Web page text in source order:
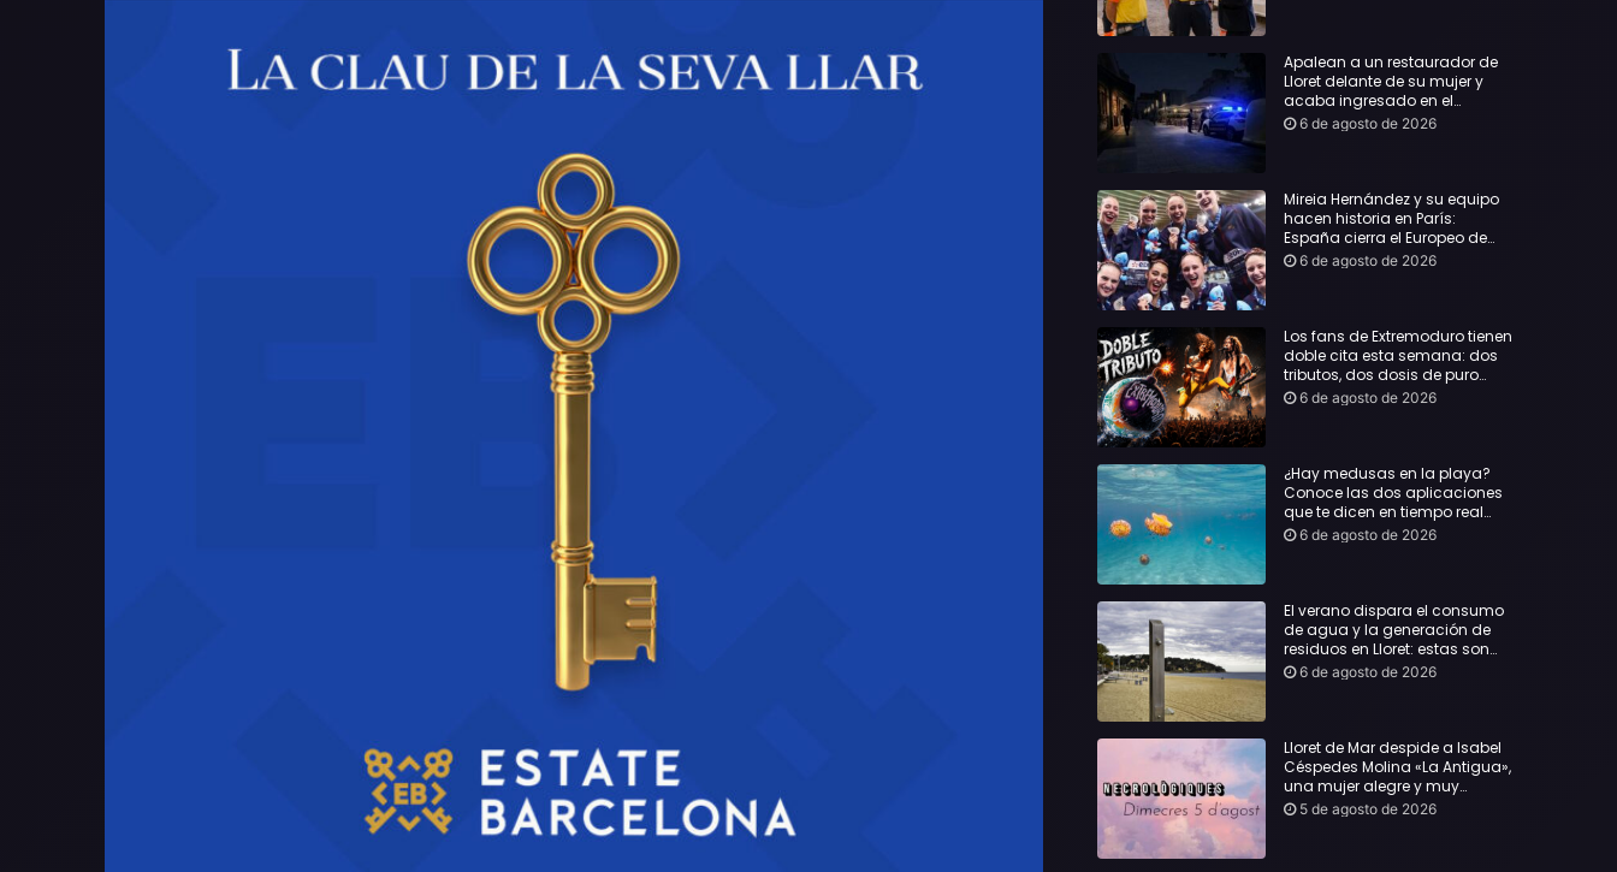
Apalean a un restaurador de
Lloret delante de su mujer y
acaba ingresado en el
Hospital Vall d’Hebron
6 de agosto de 2026
Mireia Hernández y su equipo
hacen historia en París:
España cierra el Europeo de
natación artística con ocho
6 de agosto de 2026
Los fans de Extremoduro tienen
doble cita esta semana: dos
tributos, dos dosis de puro
rock de la mano del Clon
6 de agosto de 2026
¿Hay medusas en la playa?
Conoce las dos aplicaciones
que te dicen en tiempo real
dónde bañarte con
6 de agosto de 2026
El verano dispara el consumo
de agua y la generación de
residuos en Lloret: estas son
las cifras que deja el turismo
6 de agosto de 2026
Lloret de Mar despide a Isabel
Céspedes Molina «La Antigua»,
una mujer alegre y muy
querida en la población
5 de agosto de 2026